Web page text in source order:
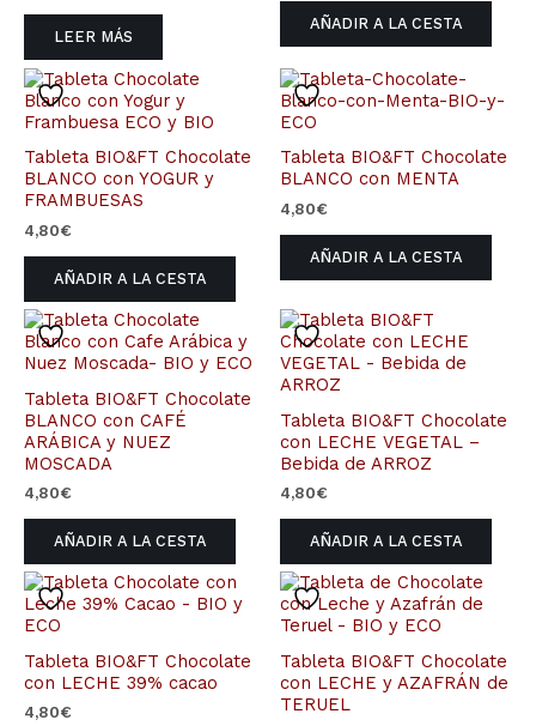
LEER MÁS
AÑADIR A LA CESTA
Tableta BIO&FT Chocolate
BLANCO con YOGUR y
FRAMBUESAS
4,80€
AÑADIR A LA CESTA
Tableta BIO&FT Chocolate
BLANCO con MENTA
4,80€
AÑADIR A LA CESTA
Tableta BIO&FT Chocolate
BLANCO con CAFÉ
ARÁBICA y NUEZ
MOSCADA
4,80€
AÑADIR A LA CESTA
Tableta BIO&FT Chocolate
con LECHE VEGETAL –
Bebida de ARROZ
4,80€
AÑADIR A LA CESTA
Tableta BIO&FT Chocolate
con LECHE 39% cacao
4,80€
Tableta BIO&FT Chocolate
con LECHE y AZAFRÁN de
TERUEL